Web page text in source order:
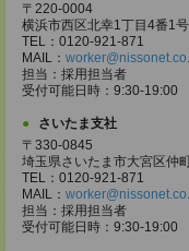
〒220-0004
横浜市西区北幸1丁目4番1
TEL：0120-921-871
MAIL：
担当：採用担当者
受付可能日時：9:30-
さいたま支社
〒330-0845
埼玉県さいたま市大宮区仲
TEL：0120-921-871
MAIL：
担当：採用担当者
受付可能日時：9:30-